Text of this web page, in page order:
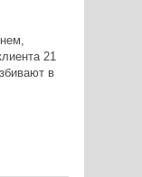
21
в